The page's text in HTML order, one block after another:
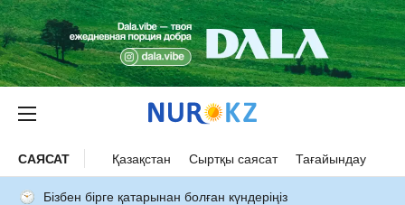
САЯСАТ Қазақстан Сыртқы саясат Тағайындау
Бізбен бірге қатарынан болған күндеріңіз